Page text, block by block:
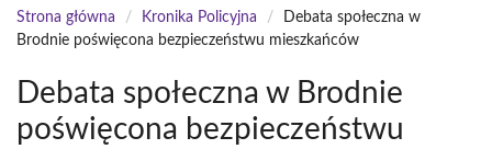
Strona główna / Kronika Policyjna /
Debata społeczna w
Brodnie poświęcona bezpieczeństwu mieszkańców
Debata społeczna w Brodnie
poświęcona bezpieczeństwu